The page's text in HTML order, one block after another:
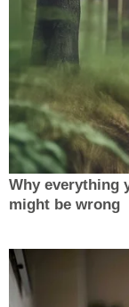
Why everything
might be wrong